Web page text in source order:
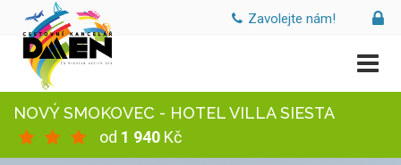
Zavolejte nám!
NOVÝ SMOKOVEC - HOTEL VILLA SIESTA
od 1 940 Kč